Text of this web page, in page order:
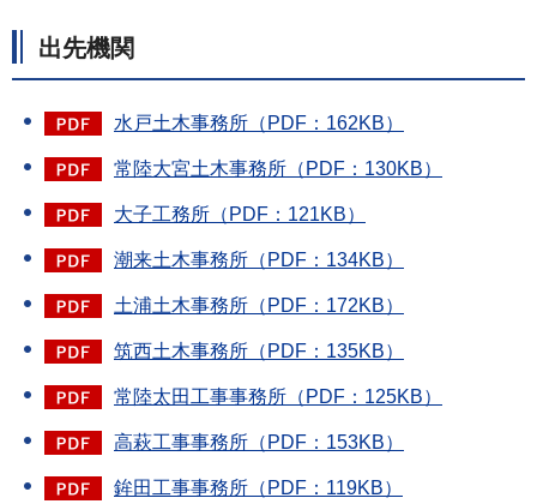
出先機関
水戸土木事務所（PDF：162KB）
常陸大宮土木事務所（PDF：130KB）
大子工務所（PDF：121KB）
潮来土木事務所（PDF：134KB）
土浦土木事務所（PDF：172KB）
筑西土木事務所（PDF：135KB）
常陸太田工事事務所（PDF：125KB）
高萩工事事務所（PDF：153KB）
鉾田工事事務所（PDF：119KB）